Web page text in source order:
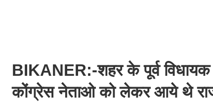
BIKANER:-शहर के पूर्व विधायक
कोंग्रेस नेताओ को लेकर आये थे